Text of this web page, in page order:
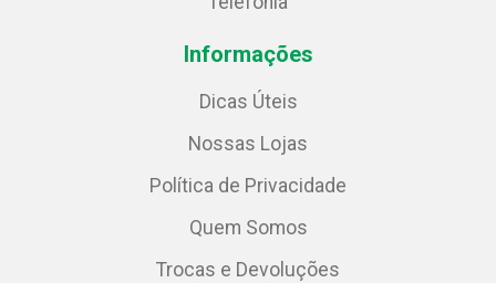
Informações
Dicas Úteis
Nossas Lojas
Política de Privacidade
Quem Somos
Trocas e Devoluções